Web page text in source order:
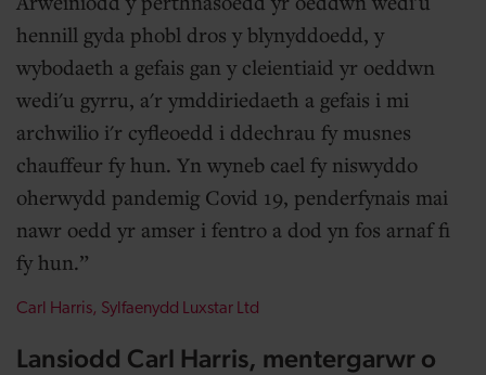
hennill gyda phobl dros y blynyddoedd, y
wybodaeth a gefais gan y cleientiaid yr oeddwn
wedi'u gyrru, a'r ymddiriedaeth a gefais i mi
archwilio i'r cyfleoedd i ddechrau fy musnes
chauffeur fy hun. Yn wyneb cael fy niswyddo
oherwydd pandemig Covid 19, penderfynais mai
nawr oedd yr amser i fentro a dod yn fos arnaf fi
fy hun.
Carl Harris, Sylfaenydd Luxstar Ltd
Lansiodd Carl Harris, mentergarwr o